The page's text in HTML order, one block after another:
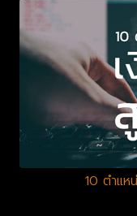
10 ตำแห